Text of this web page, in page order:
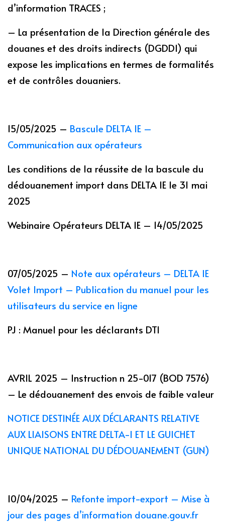
d’information TRACES ;
– La présentation de la Direction générale des
douanes et des droits indirects (DGDDI) qui
expose les implications en termes de formalités
et de contrôles douaniers.
15/05/2025 – Bascule DELTA IE –
Communication aux opérateurs
Les conditions de la réussite de la bascule du
dédouanement import dans DELTA IE le 31 mai
2025
Webinaire Opérateurs DELTA IE – 14/05/2025
07/05/2025 – Note aux opérateurs – DELTA IE
Volet Import – Publication du manuel pour les
utilisateurs du service en ligne
PJ : Manuel pour les déclarants DTI
AVRIL 2025 – Instruction n 25-017 (BOD 7576)
– Le dédouanement des envois de faible valeur
NOTICE DESTINÉE AUX DÉCLARANTS RELATIVE
AUX LIAISONS ENTRE DELTA-I ET LE GUICHET
UNIQUE NATIONAL DU DÉDOUANEMENT (GUN)
10/04/2025 – Refonte import-export – Mise à
jour des pages d’information douane.gouv.fr